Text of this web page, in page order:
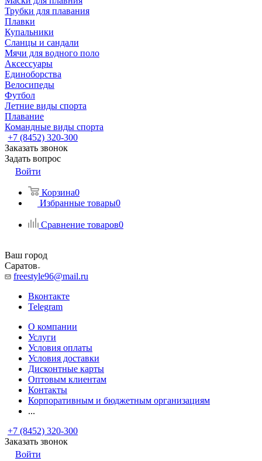
Трубки для плавания
Плавки
Купальники
Сланцы и сандали
Мячи для водного поло
Аксессуары
Единоборства
Велосипеды
Футбол
Летние виды спорта
Плавание
Командные виды спорта
+7 (8452) 320-300
Заказать звонок
Задать вопрос
Войти
Корзина0
Избранные товары0
Сравнение товаров0
Ваш город
Саратов
freestyle96@mail.ru
Вконтакте
Telegram
О компании
Услуги
Условия оплаты
Условия доставки
Дисконтные карты
Оптовым клиентам
Контакты
Корпоративным и бюджетным организациям
...
+7 (8452) 320-300
Заказать звонок
Войти